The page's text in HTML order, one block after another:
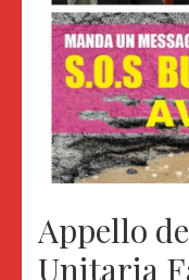
Appello
Unitaria